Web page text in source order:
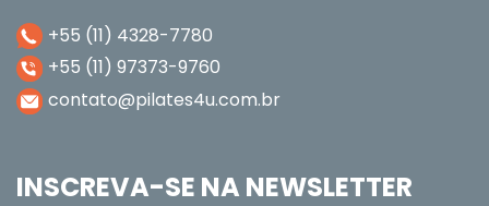
+55 (11) 4328-7780
+55 (11) 97373-9760
contato@pilates4u.com.br
INSCREVA-SE NA NEWSLETTER